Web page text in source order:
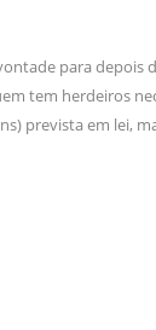
para depois
tem herdeiros
prevista em lei,